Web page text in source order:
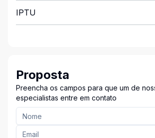
IPTU
Proposta
Preencha os campos para que um de
especialistas entre em contato